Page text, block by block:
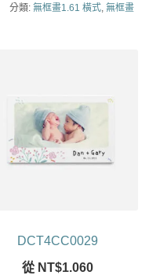
分類:無框畫1.61 橫式 ,無框畫
DCT4CC0029
從 NT$1.060